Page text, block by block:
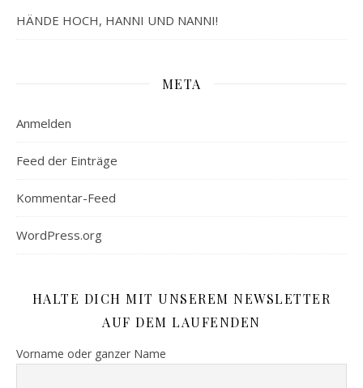
HÄNDE HOCH, HANNI UND NANNI!
META
Anmelden
Feed der Einträge
Kommentar-Feed
WordPress.org
HALTE DICH MIT UNSEREM NEWSLETTER
AUF DEM LAUFENDEN
Vorname oder ganzer Name